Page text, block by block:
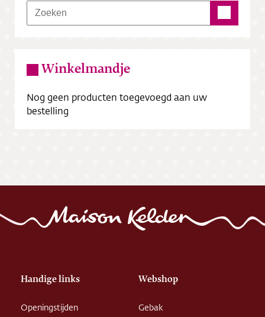
Winkelmandje
Nog geen producten toegevoegd aan uw
bestelling
Handige links
Openingstijden
Webshop
Gebak